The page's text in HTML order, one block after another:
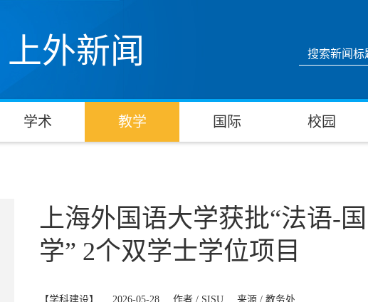
上外新闻
学术 教学 国际 校园
上海外国语大学获批“法语-
学” 2个双学士学位项目
【学科建设】 2026-05-28 作者 / SISU 来源 / 教务处